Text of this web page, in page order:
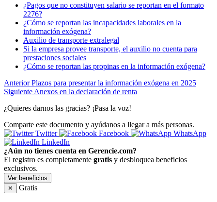
¿Pagos que no constituyen salario se reportan en el formato
2276?
¿Cómo se reportan las incapacidades laborales en la
información exógena?
Auxilio de transporte extralegal
Si la empresa provee transporte, el auxilio no cuenta para
prestaciones sociales
¿Cómo se reportan las propinas en la información exógena?
Anterior Plazos para presentar la información exógena en 2025
Siguiente Anexos en la declaración de renta
¿Quieres darnos las gracias? ¡Pasa la voz!
Comparte este documento y ayúdanos a llegar a más personas.
Twitter
Facebook
WhatsApp
LinkedIn
¿Aún no tienes cuenta en Gerencie.com?
El registro es completamente gratis y desbloquea beneficios
exclusivos.
Ver beneficios
✕
Gratis